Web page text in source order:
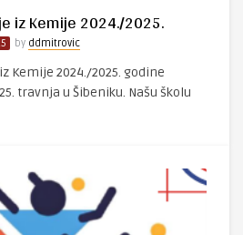
iz Kemije 2024./2025.
by ddmitrovic
Kemije 2024./2025. godine
travnja u Šibeniku. Našu školu